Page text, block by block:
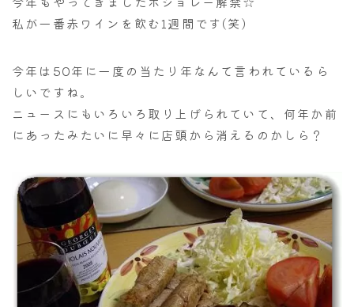
私が一番赤ワインを飲む1週間です(笑)
今年は50年に一度の当たり年なんて言われているら
しいですね。
ニュースにもいろいろ取り上げられていて、何年か前
にあったみたいに早々に店頭から消えるのかしら？